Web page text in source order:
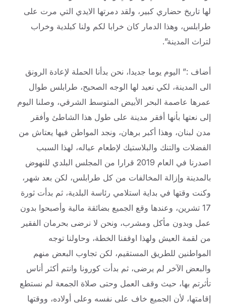
لها تاريخ حضاري كبير، ولقد دمرتها الايدي التي مرت على
طرابلس، وهذا الدمار كان خرابا لكم ولنا كبلدية وخراب
لتراث المدينة”.
أضاف :” اليوم يوما جديدا، نحن بدأنا الحملة لإعادة الرونق
الى المدينة، لكي نعيد لها الوجه الصحيح، طرابلس طوال
عمرها عاصمة البحر الأبيض المتوسط الشرقي، وصلنا اليوم
إلى نعتها بأنها أفقر مدينة على طول هذا الشاطئ وأفقر
مدن لبنان، وهذا أكبر برهان، ونجد المواطن فيها يعتاش من
الفضلات والتنك والبلاستيك لإطعام عياله، لهذا السبب
اصدرنا في العام 2019 قرارا من المجلس البلدي للنهوض
بالمدينة وإزالة المخالفات من كل طرابلس، لكن بعد شهر،
وكنت وقتها في بداية استلامي رئاسة البلدية، ثم بدأت ثورة
17 تشرين، وعندها وقع الجميع بضائقة مالية وأصبحوا بدون
عمل وبدون مأكل ومشرب، ونحن لا نرضى بحرمان الفقير
من لقمة العيش ولهذا اوقفنا الخطة، وحاولنا توجه
المواطنين للطريق المستقيم، لكن تجاوب البعض منهم
والبعض الآخر لم يرضى، ثم بدأت كورونا وانتم أكثر أناس
تأثرتم بها، حيث وقف العمل وحتى صلاة الجمعة لم نستطع
إقامتها، لأن الجميع خاف على نفسه وعلى أولاده، ووقتها